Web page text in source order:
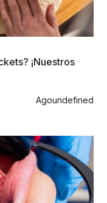
¡Nuestros
Agoundefined